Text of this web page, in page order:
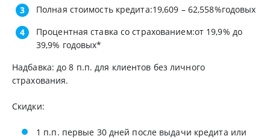
Полная стоимость кредита:19,609 – 62,558%годовых
Процентная ставка со страхованием:от 19,9% до
39,9% годовых*
Надбавка: до 8 п.п. для клиентов без личного
страхования.
Скидки:
1 п.п. первые 30 дней после выдачи кредита или